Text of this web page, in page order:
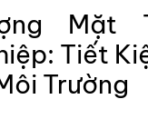
Mặt
Tiết
Trường